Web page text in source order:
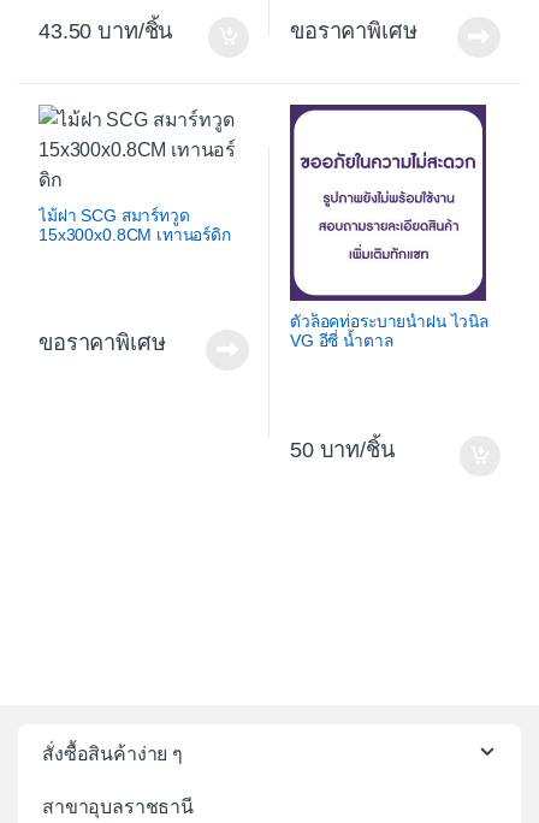
43.50 /ชิ้น ขอราคาพิเศษ
ไม้ฝา SCG สมาร์ทวูด
15x300x0.8CM เทานอร์ดิก
ขอราคาพิเศษ
ตัวล็อคท่อระบายน้ำฝน ไวนิล
VG อีซี่ น้ำตาล
50 /ชิ้น
สั่งซื้อสินค้าง่าย ๆ
สาขาอุบลราชธานี